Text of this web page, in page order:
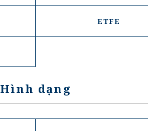
ETFE
Hình dạng